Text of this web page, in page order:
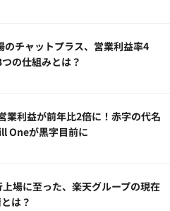
のチャットプラス、営業利益率4
の仕組みとは？
業利益が前年比2倍に！赤字の代名
Oneが黒字目前に
場に至った、楽天グループの現在
は？